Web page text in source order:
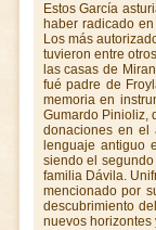
Estos García
haber radicado
Los más
tuvieron entre
las casas de
fué padre de
memoria en
Gumardo Pinioliz,
donaciones en
lenguaje antiguo
siendo el
familia Dávila.
mencionado por
descubrimiento
nuevos horizontes